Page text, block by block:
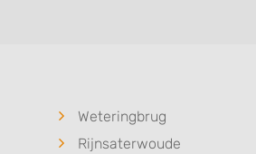
Weteringbrug
Rijnsaterwoude